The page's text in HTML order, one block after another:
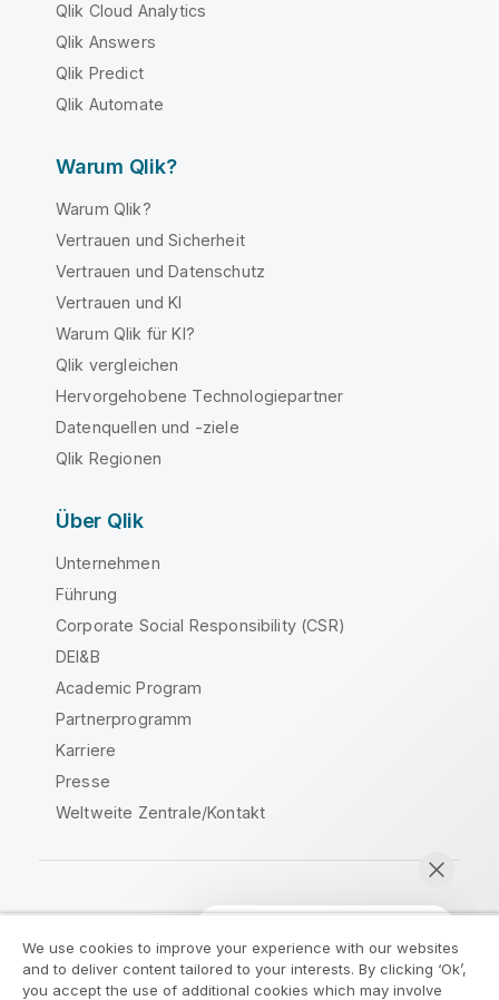
Qlik Cloud Analytics
Qlik Answers
Qlik Predict
Qlik Automate
Warum Qlik?
Warum Qlik?
Vertrauen und Sicherheit
Vertrauen und Datenschutz
Vertrauen und KI
Warum Qlik für KI?
Qlik vergleichen
Hervorgehobene Technologiepartner
Datenquellen und -ziele
Qlik Regionen
Über Qlik
Unternehmen
Führung
Corporate Social Responsibility (CSR)
DEI&B
Academic Program
Partnerprogramm
Karriere
Presse
Weltweite Zentrale/Kontakt
Rechtliche Vereinbarungen
We use cookies to improve your experience with our websites
and to deliver content tailored to your interests. By clicking ‘Ok’,
you accept the use of additional cookies which may involve